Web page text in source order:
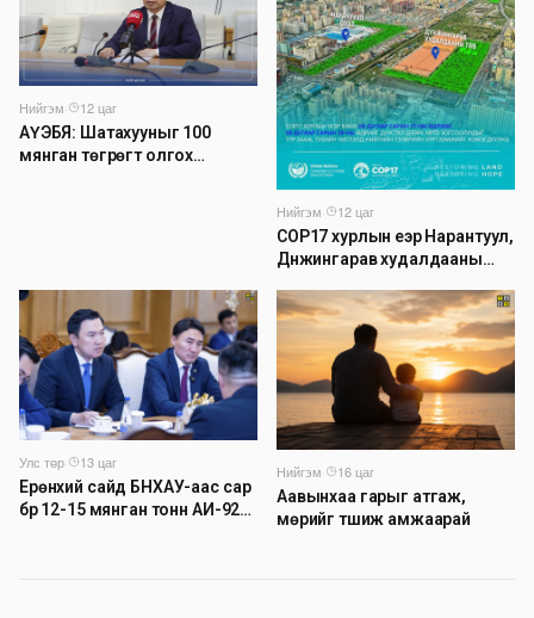
Нийгэм·
12 цаг
АҮЭБЯ: Шатахууныг 100
мянган төгрөгт олгох
Нийгэм·
12 цаг
COP17 хурлын үеэр Нарантуул,
Дүнжингарав худалдааны
хаана
Улс төр·
13 цаг
Ерөнхий сайд БНХАУ-аас сар
бүр 12-15 мянган тонн АИ-92
Нийгэм·
16 цаг
Аавынхаа гарыг атгаж,
мөрийг түшиж амжаарай